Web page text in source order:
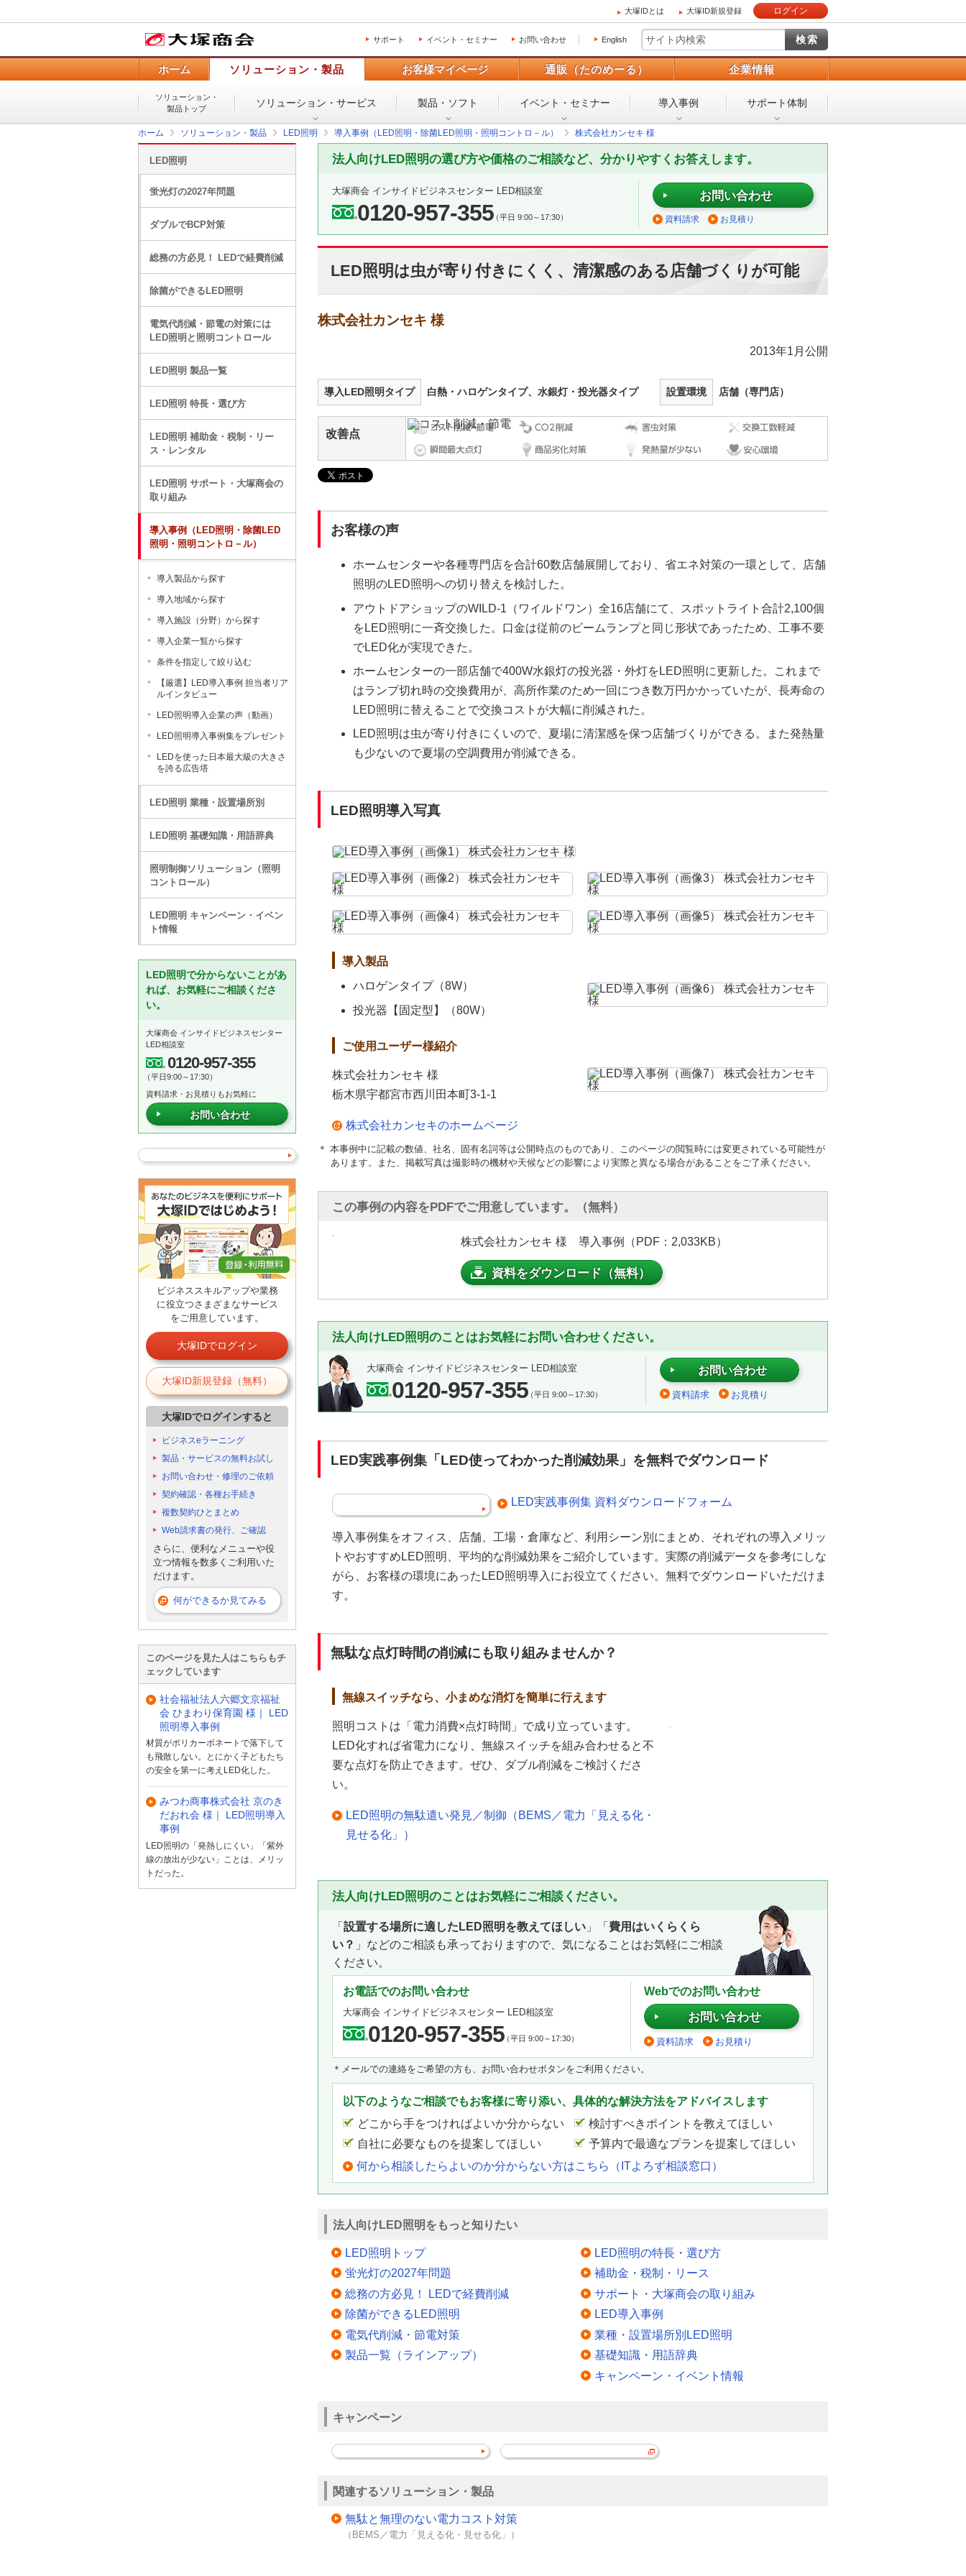
大塚IDとは 大塚ID新規登録 ログイン
サポート イベント・セミナー お問い合わせ English
ホーム ソリューション・製品 お客様マイページ 通販（たのめーる） 企業情報
ソリューション・
製品トップ
ソリューション・ サービス 製品・ソフト イベント・ セミナー 導入事例 サポート体制
ホーム ソリューション・製品 LED照明 導入事例（LED照明・除菌LED照明・照明コントロ－ル） 株式会社カンセキ 様
法人向けLED照明の選び方や価格のご相談など、分かりやすくお答えします。
大塚商会 インサイドビジネスセンター LED相談室
0120-957-355（平日 9:00～17:30）
お問い合わせ
資料請求 お見積り
LED照明は虫が寄り付きにくく、清潔感のある店舗づくりが可能
株式会社カンセキ 様
2013年1月公開
導入LED照明タイプ 白熱・ハロゲンタイプ、水銀灯・投光器タイプ 設置環境 店舗（専門店）
改善点
お客様の声
ホームセンターや各種専門店を合計60数店舗展開しており、省エネ対策の一環として、店舗
照明のLED照明への切り替えを検討した。
アウトドアショップのWILD-1（ワイルドワン）全16店舗にて、スポットライト合計2,100個
をLED照明に一斉交換した。口金は従前のビームランプと同じ形状であったため、工事不要
でLED化が実現できた。
ホームセンターの一部店舗で400W水銀灯の投光器・外灯をLED照明に更新した。これまで
はランプ切れ時の交換費用が、高所作業のため一回につき数万円かかっていたが、長寿命の
LED照明に替えることで交換コストが大幅に削減された。
LED照明は虫が寄り付きにくいので、夏場に清潔感を保つ店舗づくりができる。また発熱量
も少ないので夏場の空調費用が削減できる。
LED照明導入写真
導入製品
ハロゲンタイプ（8W）
投光器【固定型】（80W）
ご使用ユーザー様紹介
株式会社カンセキ 様
栃木県宇都宮市西川田本町3-1-1
株式会社カンセキのホームページ
＊ 本事例中に記載の数値、社名、固有名詞等は公開時点のものであり、このページの閲覧時には変更されている可能性が
あります。また、掲載写真は撮影時の機材や天候などの影響により実際と異なる場合があることをご了承ください。
この事例の内容をPDFでご用意しています。（無料）
株式会社カンセキ 様 導入事例（PDF：2,033KB）
資料をダウンロード（無料）
法人向けLED照明のことはお気軽にお問い合わせください。
大塚商会 インサイドビジネスセンター LED相談室
0120-957-355（平日 9:00～17:30）
お問い合わせ
資料請求 お見積り
LED実践事例集「LED使ってわかった削減効果」を無料でダウンロード
LED実践事例集 資料ダウンロードフォーム
導入事例集をオフィス、店舗、工場・倉庫など、利用シーン別にまとめ、それぞれの導入メリッ
トやおすすめLED照明、平均的な削減効果をご紹介しています。実際の削減データを参考にしな
がら、お客様の環境にあったLED照明導入にお役立てください。無料でダウンロードいただけま
す。
無駄な点灯時間の削減にも取り組みませんか？
無線スイッチなら、小まめな消灯を簡単に行えます
照明コストは「電力消費×点灯時間」で成り立っています。
LED化すれば省電力になり、無線スイッチを組み合わせると不
要な点灯を防止できます。ぜひ、ダブル削減をご検討くださ
い。
LED照明の無駄遣い発見／制御（BEMS／電力「見える化・
見せる化」）
法人向けLED照明のことはお気軽にご相談ください。
「 設置する場所に適したLED照明を教えてほしい 」「 費用はいくらくら
い？ 」などのご相談も承っておりますので、気になることはお気軽にご相談
ください。
お電話でのお問い合わせ
大塚商会 インサイドビジネスセンター LED相談室
0120-957-355（平日 9:00～17:30）
Webでのお問い合わせ
お問い合わせ
資料請求 お見積り
＊メールでの連絡をご希望の方も、お問い合わせボタンをご利用ください。
以下のようなご相談でもお客様に寄り添い、具体的な解決方法をアドバイスします
どこから手をつければよいか分からない
検討すべきポイントを教えてほしい
自社に必要なものを提案してほしい
予算内で最適なプランを提案してほしい
何から相談したらよいのか分からない方はこちら（ITよろず相談窓口）
法人向けLED照明をもっと知りたい
LED照明トップ
蛍光灯の2027年問題
総務の方必見！ LEDで経費削減
除菌ができるLED照明
電気代削減・節電対策
製品一覧（ラインアップ）
LED照明の特長・選び方
補助金・税制・リース
サポート・大塚商会の取り組み
LED導入事例
業種・設置場所別LED照明
基礎知識・用語辞典
キャンペーン・イベント情報
キャンペーン
関連するソリューション・製品
無駄と無理のない電力コスト対策
（BEMS／電力「見える化・見せる化」）
LED照明
蛍光灯の2027年問題
ダブルでBCP対策
総務の方必見！ LEDで経費削減
除菌ができるLED照明
電気代削減・節電の対策には
LED照明と照明コントロール
LED照明 製品一覧
LED照明 特長・選び方
LED照明 補助金・税制・リー
ス・レンタル
LED照明 サポート・大塚商会の
取り組み
導入事例（LED照明・除菌LED
照明・照明コントロ－ル）
導入製品から探す
導入地域から探す
導入施設（分野）から探す
導入企業一覧から探す
条件を指定して絞り込む
【厳選】LED導入事例 担当者リア
ルインタビュー
LED照明導入企業の声（動画）
LED照明導入事例集をプレゼント
LEDを使った日本最大級の大きさ
を誇る広告塔
LED照明 業種・設置場所別
LED照明 基礎知識・用語辞典
照明制御ソリューション（照明
コントロール）
LED照明 キャンペーン・イベン
ト情報
LED照明で分からないことがあ
れば、お気軽にご相談くださ
い。
大塚商会 インサイドビジネスセンター
LED相談室
0120-957-355
（平日9:00～17:30）
資料請求・お見積りもお気軽に
お問い合わせ
ビジネススキルアップや業務
に役立つさまざまなサービス
をご用意しています。
大塚IDでログイン
大塚ID新規登録（無料）
大塚IDでログインすると
ビジネスeラーニング
製品・サービスの無料お試し
お問い合わせ・修理のご依頼
契約確認・各種お手続き
複数契約ひとまとめ
Web請求書の発行、ご確認
さらに、便利なメニューや役
立つ情報を数多くご利用いた
だけます。
何ができるか見てみる
このページを見た人はこちらもチ
ェックしています
社会福祉法人六郷文京福祉
会 ひまわり保育園 様｜ LED
照明導入事例
材質がポリカーボネートで落下して
も飛散しない。とにかく子どもたち
の安全を第一に考えLED化した。
みつわ商事株式会社 京のき
だおれ会 様｜ LED照明導入
事例
LED照明の「発熱しにくい」「紫外
線の放出が少ない」ことは、メリッ
トだった。